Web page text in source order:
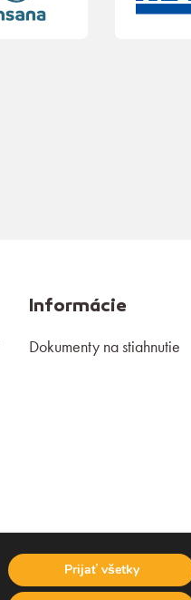
Informácie
Dokumenty na stiahnutie
Prijať všetky